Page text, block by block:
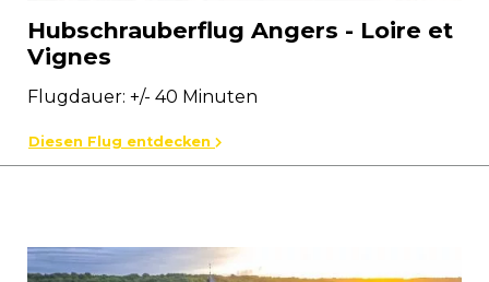
Hubschrauberflug Angers - Loire et
Vignes
Flugdauer: +/- 40 Minuten
Diesen Flug entdecken